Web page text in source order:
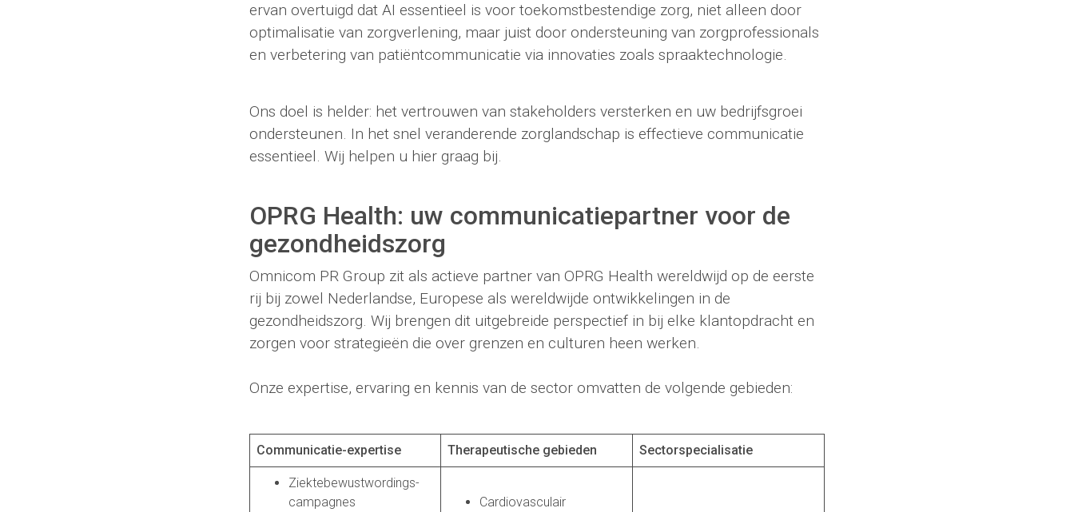
ervan overtuigd dat AI essentieel is voor toekomstbestendige zorg, niet alleen door
optimalisatie van zorgverlening, maar juist door ondersteuning van zorgprofessionals
en verbetering van patiëntcommunicatie via innovaties zoals spraaktechnologie.
Ons doel is helder: het vertrouwen van stakeholders versterken en uw bedrijfsgroei
ondersteunen. In het snel veranderende zorglandschap is effectieve communicatie
essentieel. Wij helpen u hier graag bij.
OPRG Health: uw communicatiepartner voor de
gezondheidszorg
Omnicom PR Group zit als actieve partner van OPRG Health wereldwijd op de eerste
rij bij zowel Nederlandse, Europese als wereldwijde ontwikkelingen in de
gezondheidszorg. Wij brengen dit uitgebreide perspectief in bij elke klantopdracht en
zorgen voor strategieën die over grenzen en culturen heen werken.
Onze expertise, ervaring en kennis van de sector omvatten de volgende gebieden:
Communicatie-expertise Therapeutische gebieden Sectorspecialisatie
Ziektebewustwordings-
campagnes
Cardiovasculair